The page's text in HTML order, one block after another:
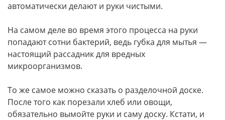
автоматически делают и руки чистыми.
На самом деле во время этого процесса на руки
попадают сотни бактерий, ведь губка для мытья —
настоящий рассадник для вредных
микроорганизмов.
То же самое можно сказать о разделочной доске.
После того как порезали хлеб или овощи,
обязательно вымойте руки и саму доску. Кстати, и